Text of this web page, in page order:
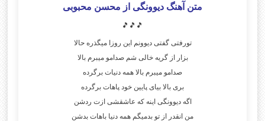
متن آهنگ دیوونگی از محسن محبوبی
🎵🎵🎵
تورفتی گفتی دیوونم این روزا میگذره حالا
بزار از گریه خالی شم صدامو میبرم بالا
صدامو میبرم بالا همه دنیات برگرده
بری بالا بیای پایین خود پاهات برگرده
اگه دیوونگی اینه که عاشقشی ازت ردشن
من انقدر از تو بدمیگم همه دنیا باهات بدشن